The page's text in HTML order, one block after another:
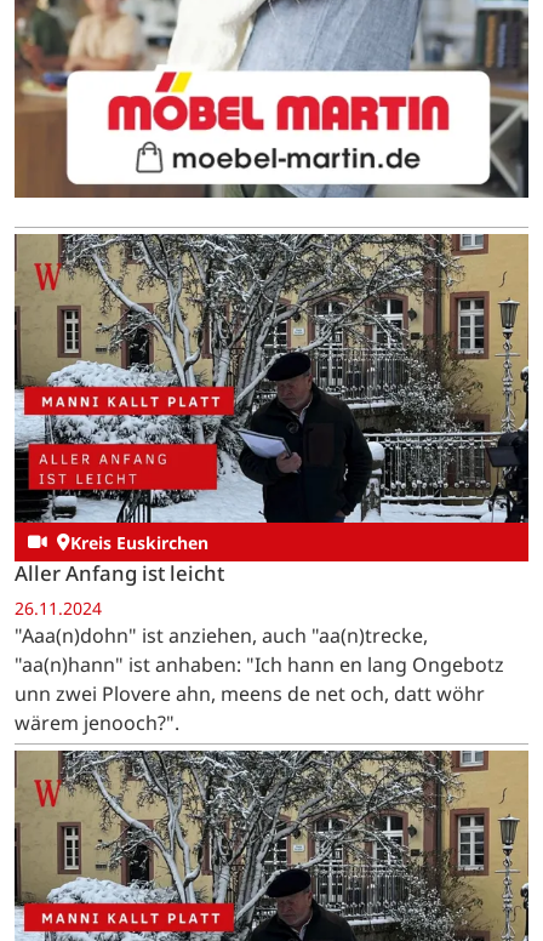
Kreis Euskirchen
Aller Anfang ist leicht
26.11.2024
"Aaa(n)dohn" ist anziehen, auch "aa(n)trecke,
"aa(n)hann" ist anhaben: "Ich hann en lang Ongebotz
unn zwei Plovere ahn, meens de net och, datt wöhr
wärem jenooch?".